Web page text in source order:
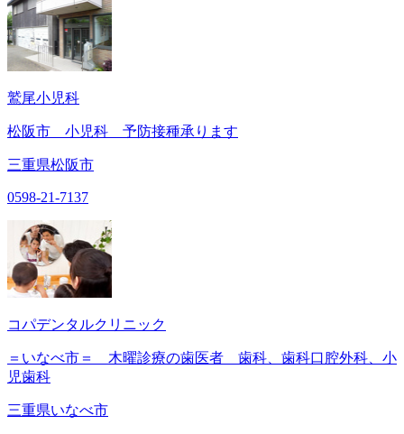
鷲尾小児科
松阪市 小児科 予防接種承ります
三重県松阪市
0598-21-7137
コパデンタルクリニック
＝いなべ市＝ 木曜診療の歯医者 歯科、歯科口腔外科、小
児歯科
三重県いなべ市